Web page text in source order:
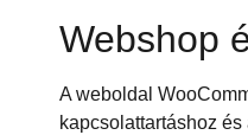
Webshop
A weboldal
kapcsolattartáshoz